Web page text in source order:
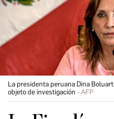
La presidenta peruana Dina
objeto de investigación
AFP